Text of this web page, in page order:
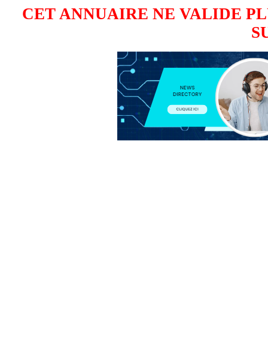
CET ANNUAIRE NE VALIDE